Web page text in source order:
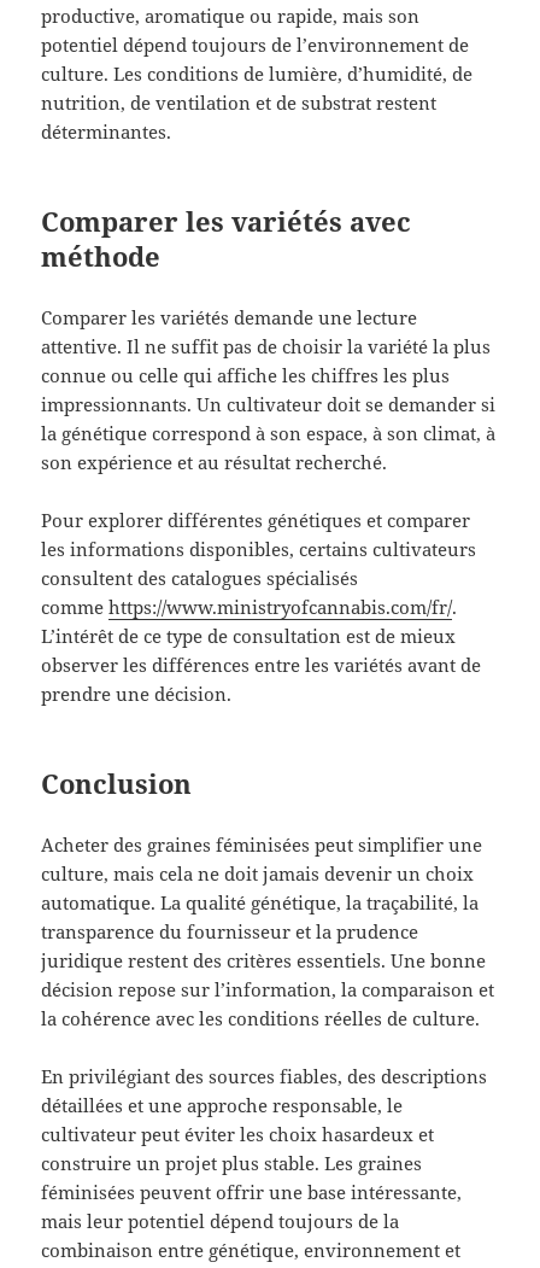
productive, aromatique ou rapide, mais son
potentiel dépend toujours de l’environnement de
culture. Les conditions de lumière, d’humidité, de
nutrition, de ventilation et de substrat restent
déterminantes.
Comparer les variétés avec
méthode
Comparer les variétés demande une lecture
attentive. Il ne suffit pas de choisir la variété la plus
connue ou celle qui affiche les chiffres les plus
impressionnants. Un cultivateur doit se demander si
la génétique correspond à son espace, à son climat, à
son expérience et au résultat recherché.
Pour explorer différentes génétiques et comparer
les informations disponibles, certains cultivateurs
consultent des catalogues spécialisés
commehttps://www.ministryofcannabis.com/fr/.
L’intérêt de ce type de consultation est de mieux
observer les différences entre les variétés avant de
prendre une décision.
Conclusion
Acheter des graines féminisées peut simplifier une
culture, mais cela ne doit jamais devenir un choix
automatique. La qualité génétique, la traçabilité, la
transparence du fournisseur et la prudence
juridique restent des critères essentiels. Une bonne
décision repose sur l’information, la comparaison et
la cohérence avec les conditions réelles de culture.
En privilégiant des sources fiables, des descriptions
détaillées et une approche responsable, le
cultivateur peut éviter les choix hasardeux et
construire un projet plus stable. Les graines
féminisées peuvent offrir une base intéressante,
mais leur potentiel dépend toujours de la
combinaison entre génétique, environnement et